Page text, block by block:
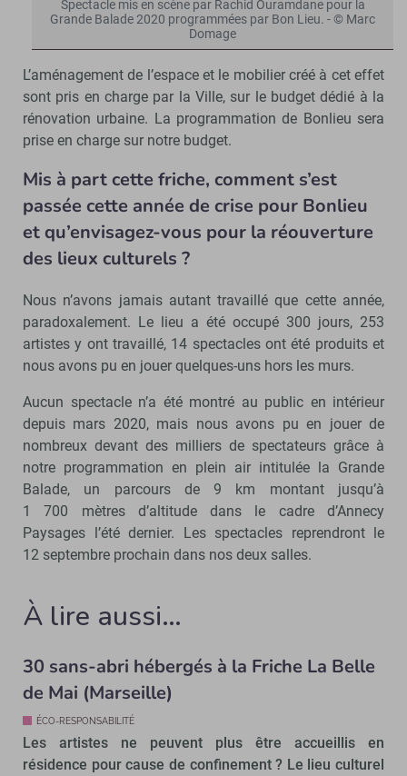
Spectacle mis en scène par Rachid Ouramdane pour la
Grande Balade 2020 programmées par Bon Lieu. - © Marc
Domage
L’aménagement de l’espace et le mobilier créé à cet effet
sont pris en charge par la Ville, sur le budget dédié à la
rénovation urbaine. La programmation de Bonlieu sera
prise en charge sur notre budget.
Mis à part cette friche, comment s’est
passée cette année de crise pour Bonlieu
et qu’envisagez-vous pour la réouverture
des lieux culturels ?
Nous n’avons jamais autant travaillé que cette année,
paradoxalement. Le lieu a été occupé 300 jours, 253
artistes y ont travaillé, 14 spectacles ont été produits et
nous avons pu en jouer quelques-uns hors les murs.
Aucun spectacle n’a été montré au public en intérieur
depuis mars 2020, mais nous avons pu en jouer de
nombreux devant des milliers de spectateurs grâce à
notre programmation en plein air intitulée la Grande
Balade, un parcours de 9 km montant jusqu’à
1 700 mètres d’altitude dans le cadre d’Annecy
Paysages l’été dernier. Les spectacles reprendront le
12 septembre prochain dans nos deux salles.
À lire aussi…
30 sans-abri hébergés à la Friche La Belle
de Mai (Marseille)
ÉCO-RESPONSABILITÉ
Les artistes ne peuvent plus être accueillis en
résidence pour cause de confinement ? Le lieu culturel